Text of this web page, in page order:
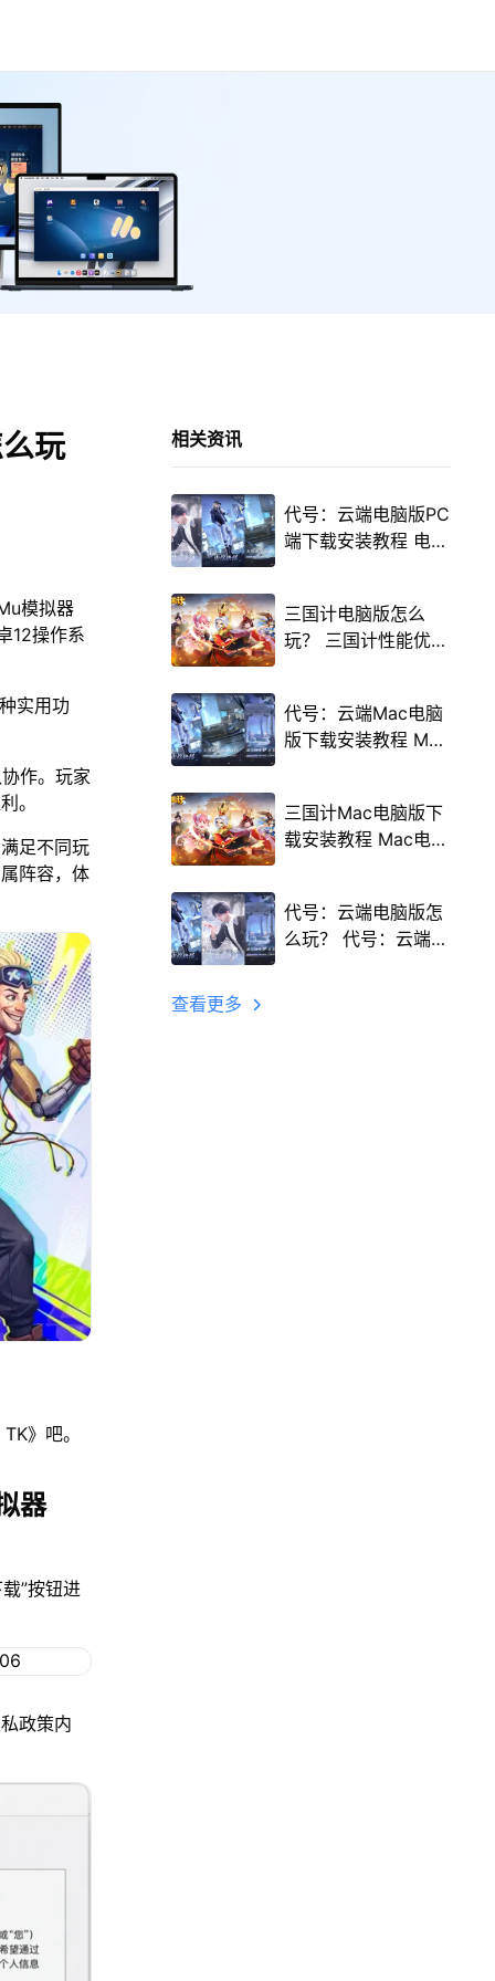
玩
模拟器
12操作系
实用功
作。玩家
。
足不同玩
阵容，体
》吧。
器
”按钮进
政策内
相关资讯
代号：云端电脑版PC
端下载安装教程 电脑
三国计电脑版怎么
玩？ 三国计性能优化
程
代号：云端Mac电脑
版下载安装教程 Mac
三国计Mac电脑版下
载安装教程 Mac电脑
代号：云端电脑版怎
么玩？ 代号：云端性
查看更多